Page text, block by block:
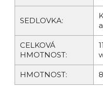
SEDLOVKA:
CELKOVÁ
HMOTNOST:
HMOTNOST: